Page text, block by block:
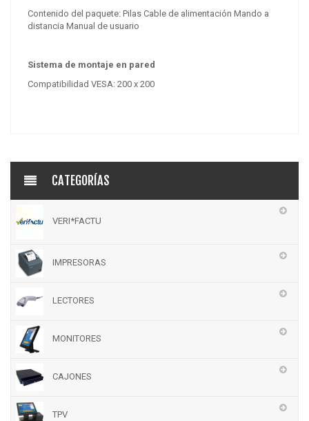
Contenido del paquete: Pilas Cable de alimentación Mando a
distancia Manual de usuario
Sistema de montaje en pared
Compatibilidad VESA: 200 x 200
CATEGORÍAS
VERI*FACTU
IMPRESORAS
LECTORES
MONITORES
CAJONES
TPV